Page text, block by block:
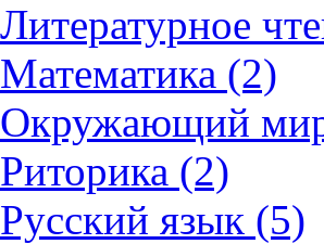
Литературное
Математика (2)
Окружающий
Риторика (2)
Русский язык (5)